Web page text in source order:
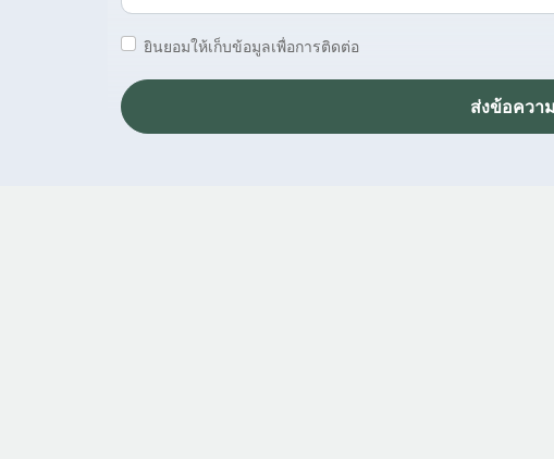
ยินยอมให้เก็บข้อมูลเพื่อการติดต่อ
ส่งข้อควา